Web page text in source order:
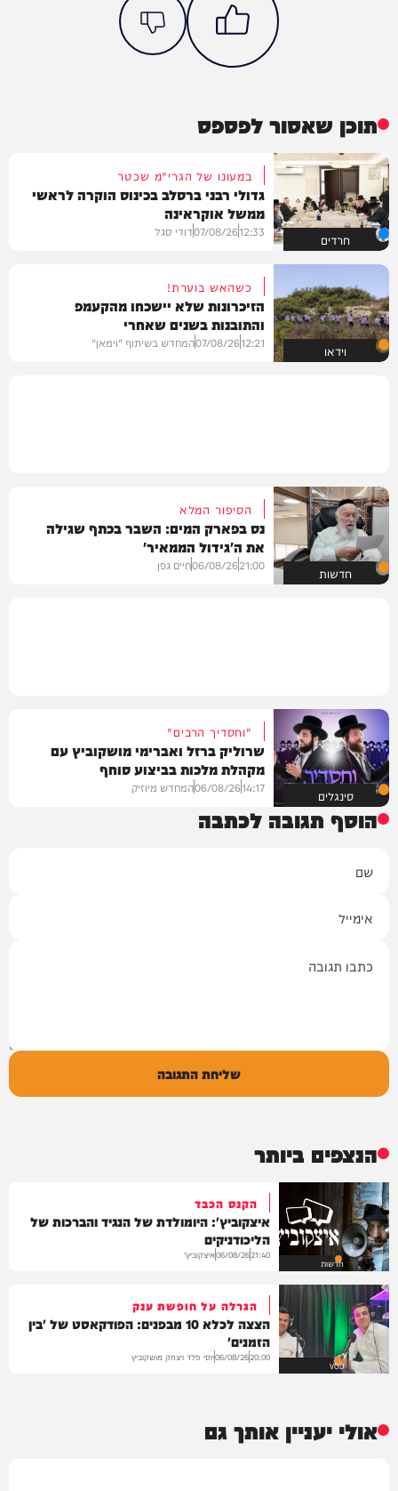
תוכן שאסור לפספס
חרדים
במעונו של הגרי"מ שכטר
גדולי רבני ברסלב בכינוס הוקרה לראשי
ממשל אוקראינה
12:33
07/08/26דודי סגל
וידאו
כשהאש בוערת!
הזיכרונות שלא יישכחו מהקעמפ
והתובנות בשנים שאחרי
12:21
07/08/26המחדש בשיתוף "וימאן"
חדשות
הסיפור המלא
נס בפארק המים: השבר בכתף שגילה
את ה'גידול הממאיר'
21:00
06/08/26חיים גפן
סינגלים
"וחסדיך הרבים"
שרוליק ברזל ואברימי מושקוביץ עם
מקהלת מלכות בביצוע סוחף
14:17
06/08/26המחדש מיוזיק
הוסף תגובה לכתבה
שליחת התגובה
הנצפים ביותר
חדשות
הקנס הכבד
איצקוביץ': היומולדת של הנגיד והברכות של
הליכודניקים
21:40
06/08/26איצקוביץ'
VOD
הגרלה על חופשת ענק
הצצה לכלא 10 מבפנים: הפודקאסט של 'בין
הזמנים'
20:00
06/08/26יוסי פלד ויצחק מושקוביץ
אולי יעניין אותך גם